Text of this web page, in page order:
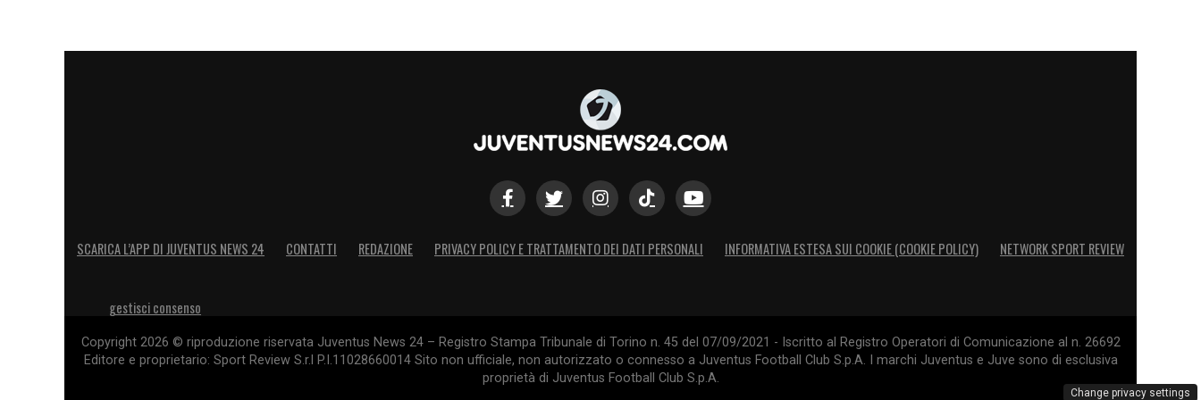
SCARICA L’APP DI JUVENTUS NEWS 24 CONTATTI REDAZIONE PRIVACY POLICY E TRATTAMENTO DEI DATI PERSONALI INFORMATIVA ESTESA SUI COOKIE (COOKIE POLICY) NETWORK SPORT REVIEW
gestisci consenso
Copyright 2026 © riproduzione riservata Juventus News 24 – Registro Stampa Tribunale di Torino n. 45 del 07/09/2021 - Iscritto al Registro Operatori di Comunicazione al n. 26692
Editore e proprietario: Sport Review S.r.l P.I.11028660014 Sito non ufficiale, non autorizzato o connesso a Juventus Football Club S.p.A. I marchi Juventus e Juve sono di esclusiva
proprietà di Juventus Football Club S.p.A.
Change privacy settings